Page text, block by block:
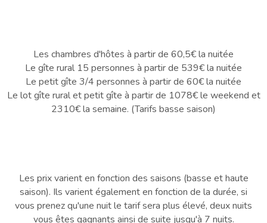
Les chambres d'hôtes à partir de 60,5€ la nuitée
Le gîte rural 15 personnes à partir de 539€ la nuitée
Le petit gîte 3/4 personnes à partir de 60€ la nuitée
Le lot gîte rural et petit gîte à partir de 1078€ le weekend et
2310€ la semaine. (Tarifs basse saison)
Les prix varient en fonction des saisons (basse et haute
saison). Ils varient également en fonction de la durée, si
vous prenez qu'une nuit le tarif sera plus élevé, deux nuits
vous êtes gagnants ainsi de suite jusqu'à 7 nuits.